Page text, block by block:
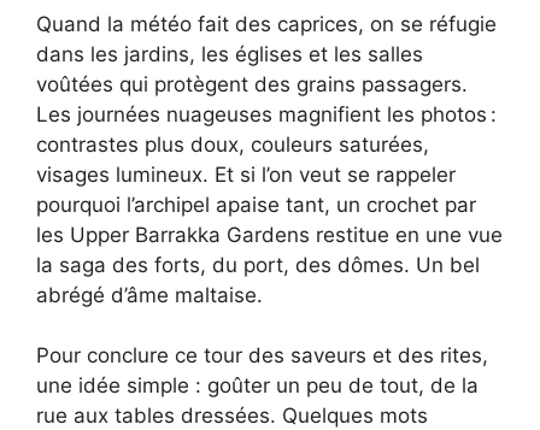
Quand la météo fait des caprices, on se réfugie
dans les jardins, les églises et les salles
voûtées qui protègent des grains passagers.
Les journées nuageuses magnifient les photos :
contrastes plus doux, couleurs saturées,
visages lumineux. Et si l’on veut se rappeler
pourquoi l’archipel apaise tant, un crochet par
les Upper Barrakka Gardens restitue en une vue
la saga des forts, du port, des dômes. Un bel
abrégé d’âme maltaise.
Pour conclure ce tour des saveurs et des rites,
une idée simple : goûter un peu de tout, de la
rue aux tables dressées. Quelques mots